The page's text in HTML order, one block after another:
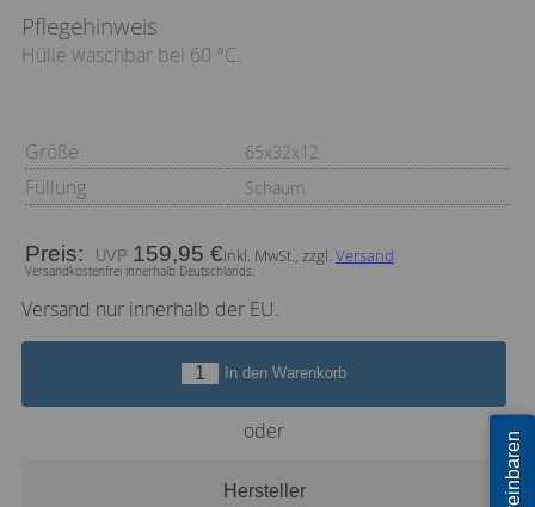
Pflegehinweis
Hülle waschbar bei 60 °C.
Größe 65x32x12
Füllung Schaum
Preis: 159,95 €inkl. MwSt., zzgl. Versand
Versandkostenfrei innerhalb Deutschlands.
Versand nur innerhalb der EU.
In den Warenkorb
oder
Hersteller